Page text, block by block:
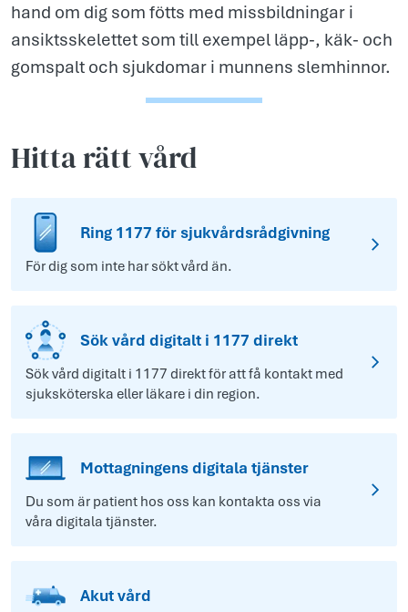
hand om dig som fötts med missbildningar i
ansiktsskelettet som till exempel läpp-, käk- och
gomspalt och sjukdomar i munnens slemhinnor.
Hitta rätt vård
Ring 1177 för sjukvårdsrådgivning
För dig som inte har sökt vård än.
Sök vård digitalt i 1177 direkt
Sök vård digitalt i 1177 direkt för att få kontakt med
sjuksköterska eller läkare i din region.
Mottagningens digitala tjänster
Du som är patient hos oss kan kontakta oss via
våra digitala tjänster.
Akut vård